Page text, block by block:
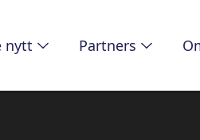
nytt Partners